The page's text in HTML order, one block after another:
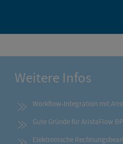
Weitere Infos
Workflow-Integration mit
Gute Gründe für AristaFlow
Elektronische